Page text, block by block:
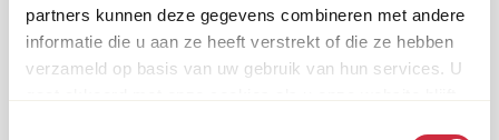
partners kunnen deze gegevens combineren met andere
informatie die u aan ze heeft verstrekt of die ze hebben
verzameld op basis van uw gebruik van hun services. U